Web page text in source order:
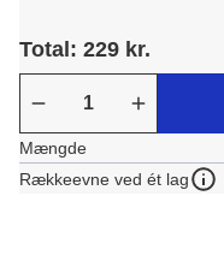
Total: 229 kr.
Mængde
Rækkeevne ved ét lag